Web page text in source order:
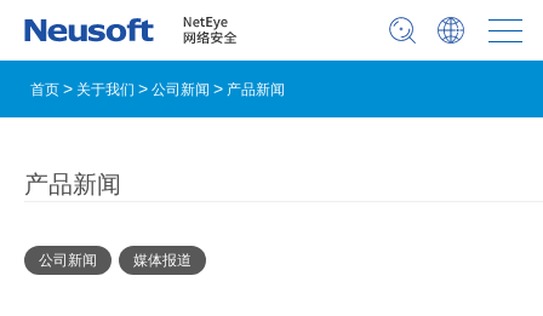
首页 关于我们 公司新闻 产品新闻
产品新闻
公司新闻 媒体报道